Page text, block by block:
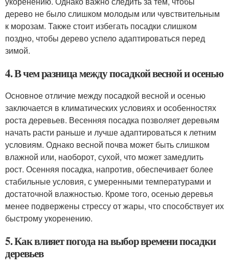
дерево не было слишком молодым или чувствительным
к морозам. Также стоит избегать посадки слишком
поздно, чтобы дерево успело адаптироваться перед
зимой.
4. В чем разница между посадкой весной и осенью
Основное отличие между посадкой весной и осенью
заключается в климатических условиях и особенностях
роста деревьев. Весенняя посадка позволяет деревьям
начать расти раньше и лучше адаптироваться к летним
условиям. Однако весной почва может быть слишком
влажной или, наоборот, сухой, что может замедлить
рост. Осенняя посадка, напротив, обеспечивает более
стабильные условия, с умеренными температурами и
достаточной влажностью. Кроме того, осенью деревья
менее подвержены стрессу от жары, что способствует их
быстрому укоренению.
5. Как влияет погода на выбор времени посадки
деревьев